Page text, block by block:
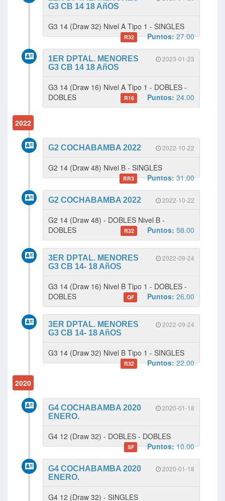
G3 CB 14 18 AñOS
G3 14 (Draw 32) Nivel A Tipo 1 - SINGLES
R32 Puntos:27.00
2023-01-23
1ER DPTAL. MENORES
G3 CB 14 18 AñOS
G3 14 (Draw 16) Nivel A Tipo 1 - DOBLES -
DOBLES
R16 Puntos: 24.00
2022
2022-10-22
G2 COCHABAMBA 2022
G2 14 (Draw 48) Nivel B - SINGLES
RR3 Puntos:31.00
2022-10-22
G2 COCHABAMBA 2022
G2 14 (Draw 48) - DOBLES Nivel B -
DOBLES
R32 Puntos: 58.00
2022-09-24
3ER DPTAL. MENORES
G3 CB 14- 18 AñOS
G3 14 (Draw 16) Nivel B Tipo 1 - DOBLES -
DOBLES
QF Puntos: 26.00
2022-09-24
3ER DPTAL. MENORES
G3 CB 14- 18 AñOS
G3 14 (Draw 32) Nivel B Tipo 1 - SINGLES
R32 Puntos:22.00
2020
2020-01-18
G4 COCHABAMBA 2020
ENERO.
G4 12 (Draw 32) - DOBLES - DOBLES
SF Puntos:10.00
2020-01-18
G4 COCHABAMBA 2020
ENERO.
G4 12 (Draw 32) - SINGLES